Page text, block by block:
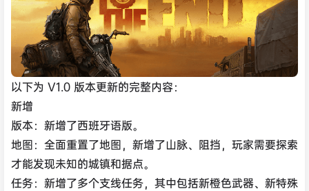
以下为 V1.0 版本更新的完整内容：
新增
版本：新增了西班牙语版。
地图：全面重置了地图，新增了山脉、阻挡，玩家需要探索
才能发现未知的城镇和据点。
任务：新增了多个支线任务，其中包括新橙色武器、新特殊